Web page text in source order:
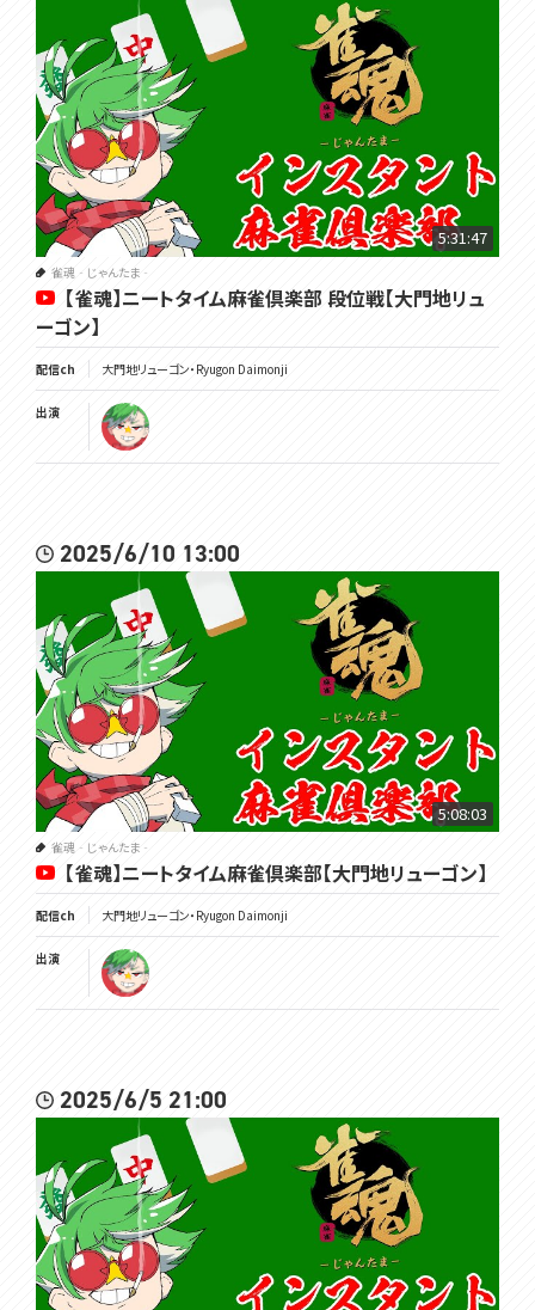
5:31:47
雀魂‐じゃんたま‐
【雀魂】ニートタイム麻雀倶楽部 段位戦【大門地リュ
ーゴン】
配信ch 大門地リューゴン・Ryugon Daimonji
出演
2025/6/10 13:00
5:08:03
雀魂‐じゃんたま‐
【雀魂】ニートタイム麻雀倶楽部【大門地リューゴン】
配信ch 大門地リューゴン・Ryugon Daimonji
出演
2025/6/5 21:00